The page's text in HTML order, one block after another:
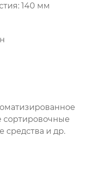
140 мм
сортировочные
средства и др.